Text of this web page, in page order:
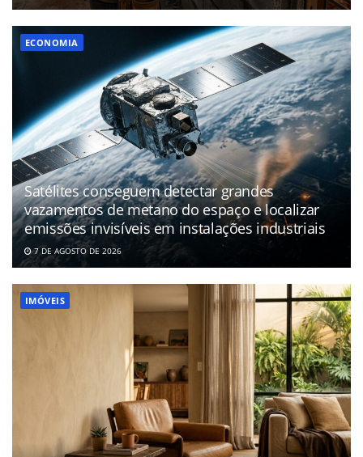
ECONOMIA
Satélites conseguem detectar grandes
vazamentos de metano do espaço e localizar
emissões invisíveis em instalações industriais
7 DE AGOSTO DE 2026
IMÓVEIS